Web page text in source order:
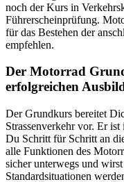
noch der Kurs in
Führerscheinprüfung.
für das Bestehen der
empfehlen.
Der Motorrad
erfolgreichen
Der Grundkurs bereitet
Strassenverkehr vor. Er
Du Schritt für Schritt an
alle Funktionen des
sicher unterwegs und
Standardsituationen